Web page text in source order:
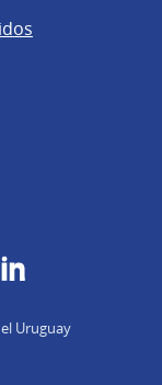
Uruguay